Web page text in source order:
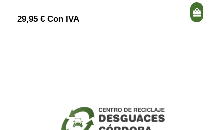
29,95 € Con IVA